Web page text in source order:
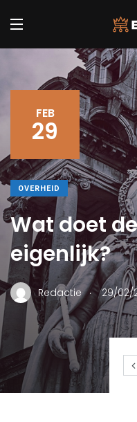
FEB
29
OVERHEID
Wat doet
eigenlijk?
Redactie . 29/02/